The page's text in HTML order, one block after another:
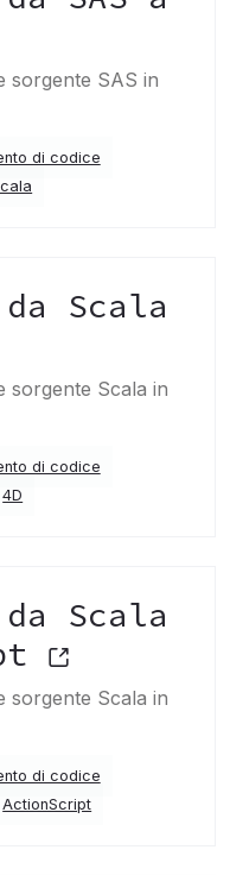
sorgente SAS in
di codice
Scala
sorgente Scala in
di codice
4D
Scala
sorgente Scala in
di codice
ActionScript